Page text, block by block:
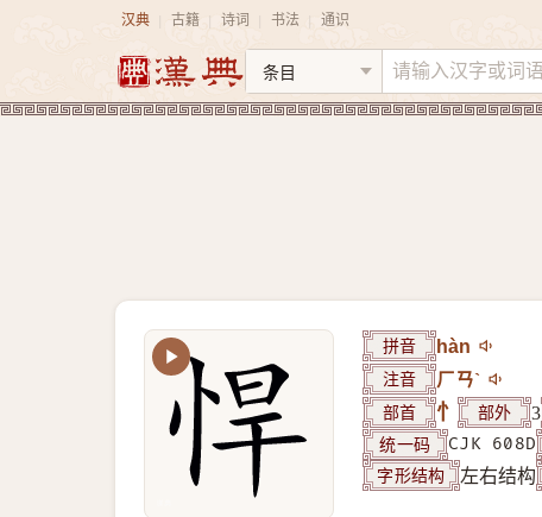
汉典 古籍 诗词 书法 通识
拼音 hàn
注音 ㄏㄢˋ
部首 忄 部外 3
统一码 CJK 608D
字形结构 左右结构